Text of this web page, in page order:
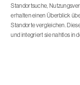
Standortsuche,
erhalten einen Überblick
Standorte vergleichen.
und integriert sie nahtlos in